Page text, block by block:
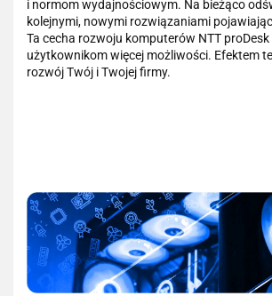
i normom wydajnościowym. Na bieżąco
kolejnymi, nowymi rozwiązaniami
Ta cecha rozwoju komputerów NTT proDesk
użytkownikom więcej możliwości. Efektem
rozwój Twój i Twojej firmy.